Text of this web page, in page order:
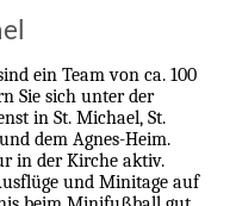
ein Team von ca. 100
Sie sich unter der
in St. Michael, St.
dem Agnes-Heim.
in der Kirche aktiv.
und Minitage auf